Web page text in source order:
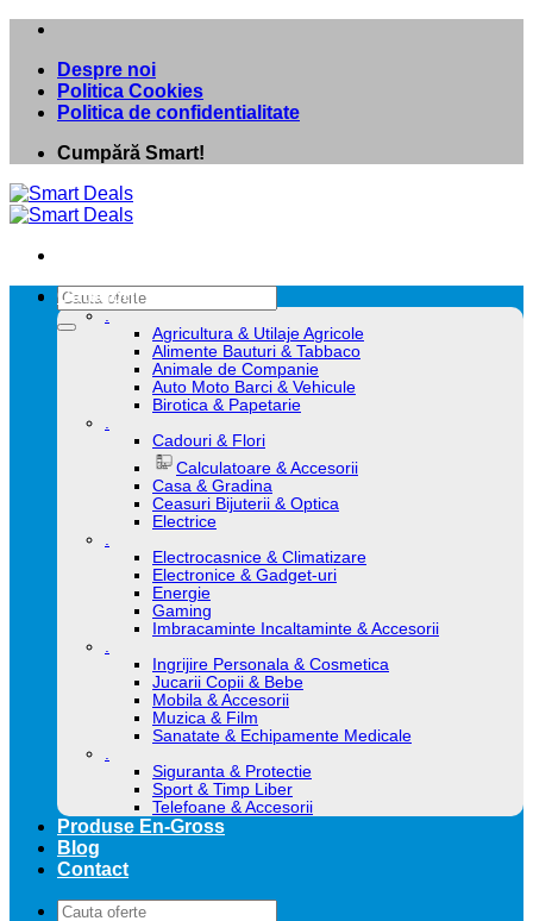
Skip
contentDespre noi
Politica Cookies
Politica de confidentialitate
Cumpără Smart!
Caută
după:
Categorii
.
Agricultura & Utilaje Agricole
Alimente Bauturi & Tabbaco
Animale de Companie
Auto Moto Barci & Vehicule
Birotica & Papetarie
.
Cadouri & Flori
Calculatoare & Accesorii
Casa & Gradina
Ceasuri Bijuterii & Optica
Electrice
.
Electrocasnice & Climatizare
Electronice & Gadget-uri
Energie
Gaming
Imbracaminte Incaltaminte & Accesorii
.
Ingrijire Personala & Cosmetica
Jucarii Copii & Bebe
Mobila & Accesorii
Muzica & Film
Sanatate & Echipamente Medicale
.
Siguranta & Protectie
Sport & Timp Liber
Telefoane & Accesorii
Produse En-Gross
Blog
Contact
Caută